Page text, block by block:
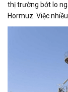
thị trường bớt lo
Hormuz. Việc
kẹt đã tạo áp lực
vực vẫn chưa